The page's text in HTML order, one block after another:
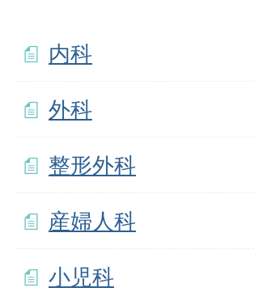
内科
外科
整形外科
産婦人科
小児科